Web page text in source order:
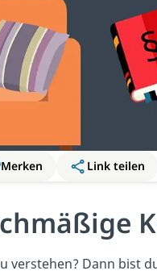
Merken
Link teilen
verstehen? Dann bist